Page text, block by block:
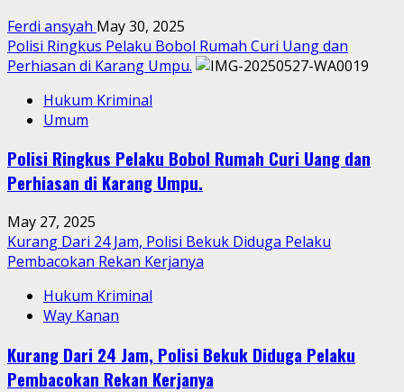
Ferdi ansyah May 30, 2025
Polisi Ringkus Pelaku Bobol Rumah Curi Uang dan
Perhiasan di Karang Umpu.
Hukum Kriminal
Umum
Polisi Ringkus Pelaku Bobol Rumah Curi Uang dan
Perhiasan di Karang Umpu.
May 27, 2025
Kurang Dari 24 Jam, Polisi Bekuk Diduga Pelaku
Pembacokan Rekan Kerjanya
Hukum Kriminal
Way Kanan
Kurang Dari 24 Jam, Polisi Bekuk Diduga Pelaku
Pembacokan Rekan Kerjanya